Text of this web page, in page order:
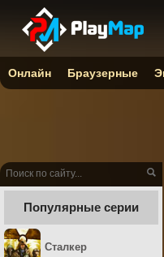
Популярные серии
Сталкер
Онлайн Браузерные